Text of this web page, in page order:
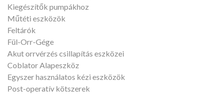
Kiegészítők pumpákhoz
Műtéti eszközök
Feltárók
Fül-Orr-Gége
Akut orrvérzés csillapítás eszközei
Coblator Alapeszköz
Egyszer használatos kézi eszközök
Post-operatív kötszerek